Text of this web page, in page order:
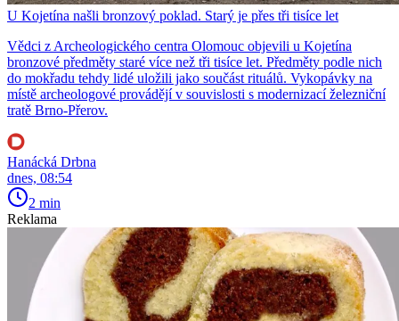
U Kojetína našli bronzový poklad. Starý je přes tři tisíce let
Vědci z Archeologického centra Olomouc objevili u Kojetína
bronzové předměty staré více než tři tisíce let. Předměty podle nich
do mokřadu tehdy lidé uložili jako součást rituálů. Vykopávky na
místě archeologové provádějí v souvislosti s modernizací železniční
tratě Brno-Přerov.
Hanácká Drbna
dnes, 08:54
2 min
Reklama